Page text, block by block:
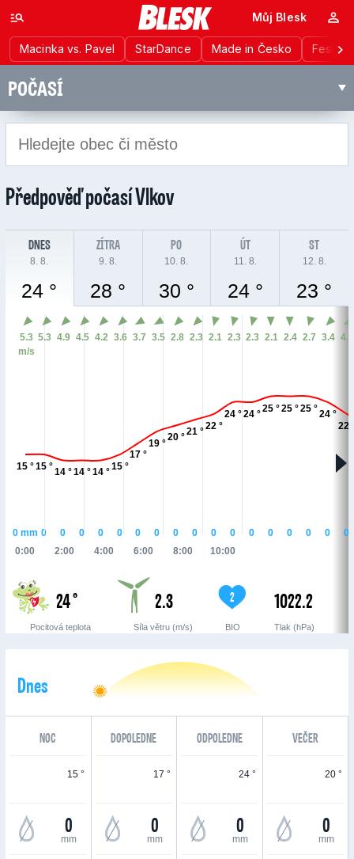
Macinka vs. Pavel StarDance Made in Česko
Můj Blesk
POČASÍ
Předpověď počasíVlkov
DNES
8. 8.
24 °
ZÍTRA
9. 8.
28 °
PO
10. 8.
30 °
ÚT
11. 8.
24 °
ST
12. 8.
23 °
15 °15 °
14 °14 °14 °
15 °
17 °
19 °
20 °
21 °
22 °
24 °24 °
25 °25 °25 °
24 °
22
0:00 2:00 4:00 6:00 8:00 10:00
0mm 0 0 0 0 0 0 0 0 0 0 0 0 0 0 0 0 0
5.3
m/s
5.3 4.9 4.5 4.2 3.6 3.7 3.5 2.8 2.3 2.1 2.3 2.3 2.1 2.4 2.7 3.4 4.1
24 °
Pocitová teplota
2.3
Síla větru (m/s)
2
BIO
1022.2
Tlak (hPa)
Dnes
NOC DOPOLEDNE ODPOLEDNE VEČER
15 °
0
mm
17 °
0
mm
24 °
0
mm
20 °
0
mm